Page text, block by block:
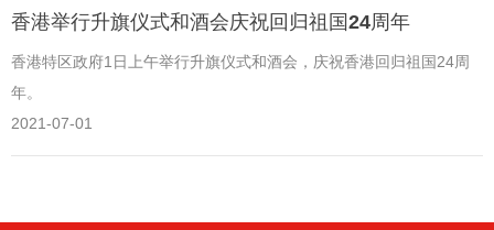
香港举行升旗仪式和酒会庆祝回归祖国24周年
香港特区政府1日上午举行升旗仪式和酒会，庆祝香港回归祖国24周
年。
2021-07-01